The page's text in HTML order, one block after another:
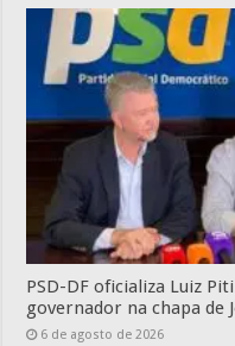
PSD-DF oficializa Luiz
governador na chapa de
6 de agosto de 2026